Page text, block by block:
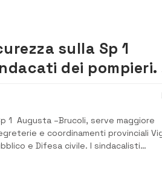
sulla Sp 1
dei pompieri.
prefetto
1 Augusta –Brucoli, serve maggiore
e coordinamenti provinciali
e Difesa civile. I sindacalisti
Francesco Nassetta (Fns-Cisl),
del fuoco) e Giovanni Di Raimondo